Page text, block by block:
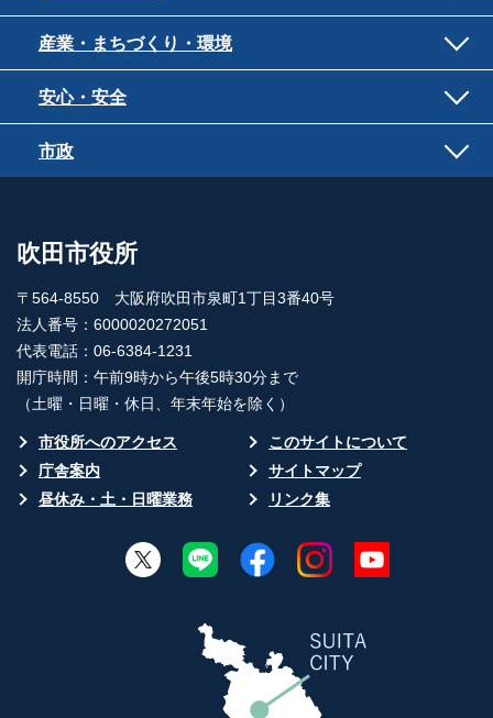
産業・まちづくり・環境
安心・安全
市政
吹田市役所
〒564-8550 大阪府吹田市泉町1丁目3番40号
法人番号：6000020272051
代表電話：06-6384-1231
開庁時間：午前9時から午後5時30分まで
（土曜・日曜・休日、年末年始を除く）
市役所へのアクセス
このサイトについて
庁舎案内
サイトマップ
昼休み・土・日曜業務
リンク集